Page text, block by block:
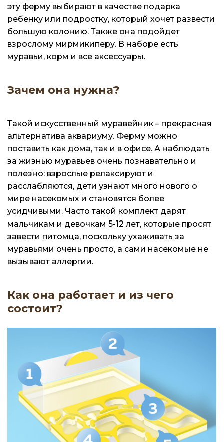
эту ферму выбирают в качестве подарка
ребенку или подростку, который хочет развести
большую колонию. Также она подойдет
взрослому мирмикиперу. В наборе есть
муравьи, корм и все аксессуары.
Зачем она нужна?
Такой искусственный муравейник – прекрасная
альтернатива аквариуму. Ферму можно
поставить как дома, так и в офисе. А наблюдать
за жизнью муравьев очень познавательно и
полезно: взрослые релаксируют и
расслабляются, дети узнают много нового о
мире насекомых и становятся более
усидчивыми. Часто такой комплект дарят
мальчикам и девочкам 5-12 лет, которые просят
завести питомца, поскольку ухаживать за
муравьями очень просто, а сами насекомые не
вызывают аллергии.
Как она работает и из чего
состоит?